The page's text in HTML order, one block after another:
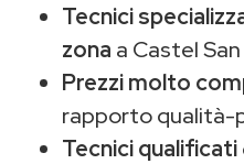
Tecnici
zona a Castel
Prezzi molto
rapporto qualità-
Tecnici qualificati